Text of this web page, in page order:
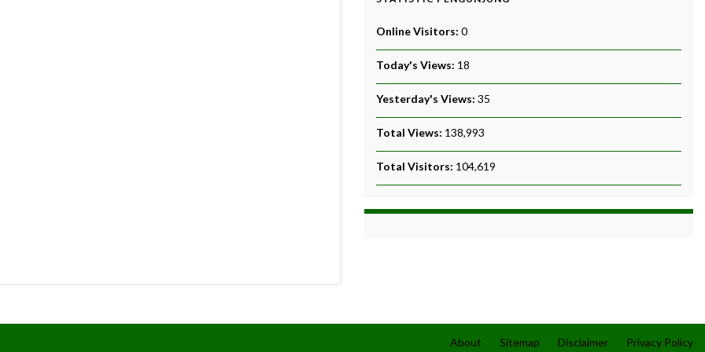
Online Visitors: 0
Today's Views: 18
Yesterday's Views: 35
Total Views: 138,993
Total Visitors: 104,619
About Sitemap Disclaimer Privacy Policy